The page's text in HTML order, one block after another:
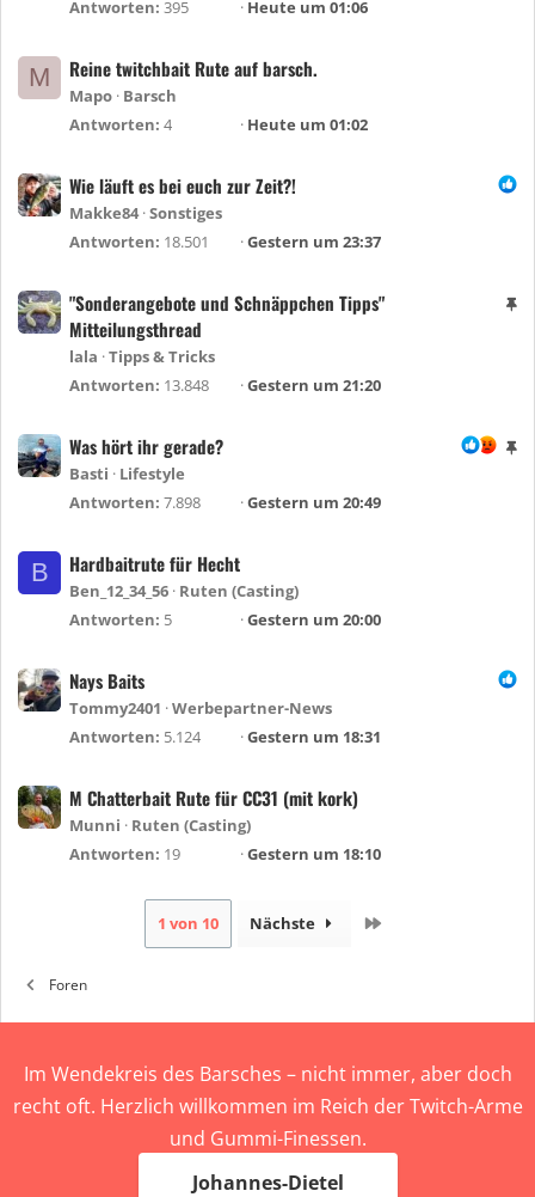
t
Antworten 395 Heute um 01:06
M Reine twitchbait Rute auf barsch.
Mapo Barsch
Antworten 4 Heute um 01:02
Wie läuft es bei euch zur Zeit?!
Makke84 Sonstiges
Antworten 18.501 Gestern um 23:37
A
"Sonderangebote und Schnäppchen Tipps"
Mitteilungsthread
lala Tipps & Tricks
Antworten 13.848 Gestern um 21:20
A
t
Was hört ihr gerade?
Basti
Lifestyle
Antworten 7.898 Gestern um 20:49
B Hardbaitrute für Hecht
Ben_12_34_56 Ruten (Casting)
Antworten 5 Gestern um 20:00
Nays Baits
Tommy2401 Werbepartner-News
Antworten 5.124 Gestern um 18:31
M Chatterbait Rute für CC31 (mit kork)
Munni
Ruten (Casting)
Antworten 19 Gestern um 18:10
1 von 10 Nächste
Foren
Im Wendekreis des Barsches – nicht immer, aber doch
recht oft. Herzlich willkommen im Reich der Twitch-Arme
und Gummi-Finessen.
Johannes-Dietel